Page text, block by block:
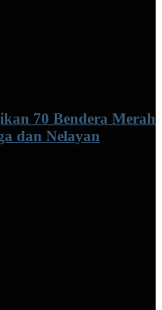
70 Bendera Merah
dan Nelayan